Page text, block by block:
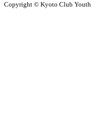
Copyright © Kyoto Club Youth